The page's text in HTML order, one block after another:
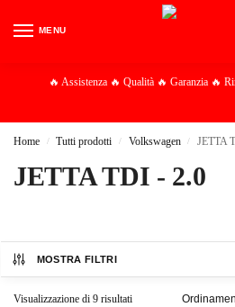
MENU
🔥 Assistenza 🔥 Qualità 🔥 Garanzia 🔥
Home / Tutti prodotti / Volkswagen / JETTA
JETTA TDI - 2.0
MOSTRA FILTRI
Visualizzazione di 9 risultati